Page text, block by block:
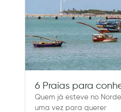
6 Praias para
Quem já esteve no
uma vez para querer